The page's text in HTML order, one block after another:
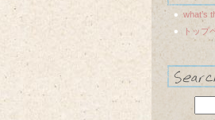
what’s
トップ